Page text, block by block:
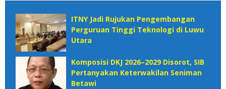
ITNY Jadi Rujukan Pengembangan
Perguruan Tinggi Teknologi di Luwu
Utara
Komposisi DKJ 2026–2029 Disorot, SIB
Pertanyakan Keterwakilan Seniman
Betawi